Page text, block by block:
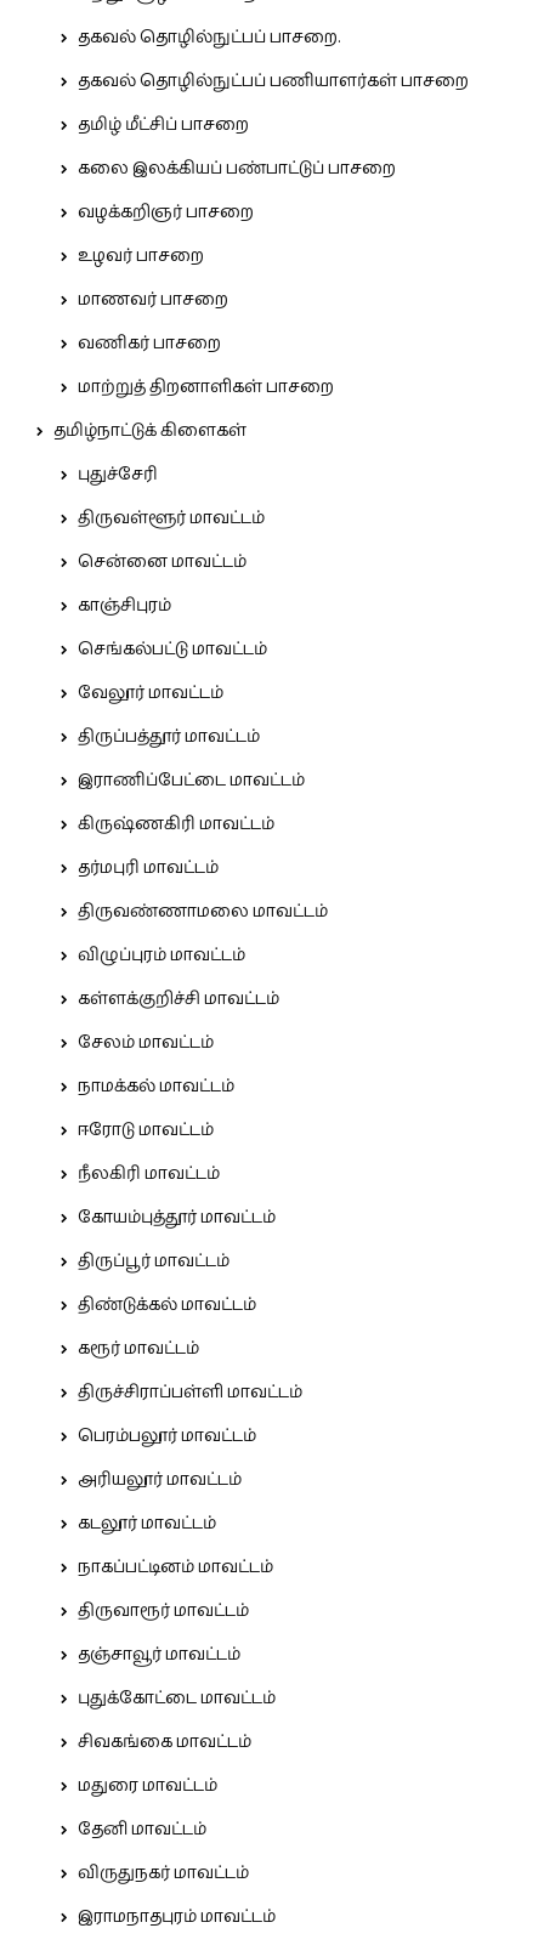
தகவல் தொழில்நுட்பப் பாசறை.
தகவல் தொழில்நுட்பப் பணியாளர்கள் பாசறை
தமிழ் மீட்சிப் பாசறை
கலை இலக்கியப் பண்பாட்டுப் பாசறை
வழக்கறிஞர் பாசறை
உழவர் பாசறை
மாணவர் பாசறை
வணிகர் பாசறை
மாற்றுத் திறனாளிகள் பாசறை
தமிழ்நாட்டுக் கிளைகள்
புதுச்சேரி
திருவள்ளூர் மாவட்டம்
சென்னை மாவட்டம்
காஞ்சிபுரம்
செங்கல்பட்டு மாவட்டம்
வேலூர் மாவட்டம்
திருப்பத்தூர் மாவட்டம்
இராணிப்பேட்டை மாவட்டம்
கிருஷ்ணகிரி மாவட்டம்
தர்மபுரி மாவட்டம்
திருவண்ணாமலை மாவட்டம்
விழுப்புரம் மாவட்டம்
கள்ளக்குறிச்சி மாவட்டம்
சேலம் மாவட்டம்
நாமக்கல் மாவட்டம்
ஈரோடு மாவட்டம்
நீலகிரி மாவட்டம்
கோயம்புத்தூர் மாவட்டம்
திருப்பூர் மாவட்டம்
திண்டுக்கல் மாவட்டம்
கரூர் மாவட்டம்
திருச்சிராப்பள்ளி மாவட்டம்
பெரம்பலூர் மாவட்டம்
அரியலூர் மாவட்டம்
கடலூர் மாவட்டம்
நாகப்பட்டினம் மாவட்டம்
திருவாரூர் மாவட்டம்
தஞ்சாவூர் மாவட்டம்
புதுக்கோட்டை மாவட்டம்
சிவகங்கை மாவட்டம்
மதுரை மாவட்டம்
தேனி மாவட்டம்
விருதுநகர் மாவட்டம்
இராமநாதபுரம் மாவட்டம்